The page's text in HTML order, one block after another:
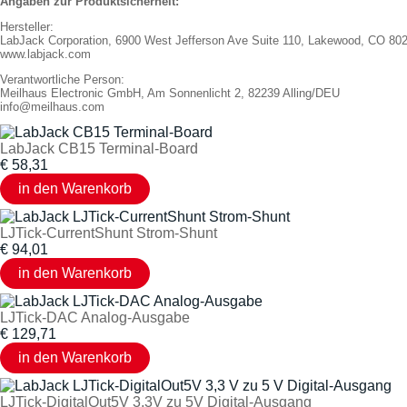
Hersteller:
LabJack Corporation, 6900 West Jefferson Ave Suite 110, Lakewood, CO
www.labjack.com
Verantwortliche Person:
Meilhaus Electronic GmbH, Am Sonnenlicht 2, 82239 Alling/DEU
info@meilhaus.com
LabJack CB15 Terminal-Board
€ 58,31
LJTick-CurrentShunt Strom-Shunt
€ 94,01
LJTick-DAC Analog-Ausgabe
€ 129,71
LJTick-DigitalOut5V 3,3V zu 5V Digital-Ausgang